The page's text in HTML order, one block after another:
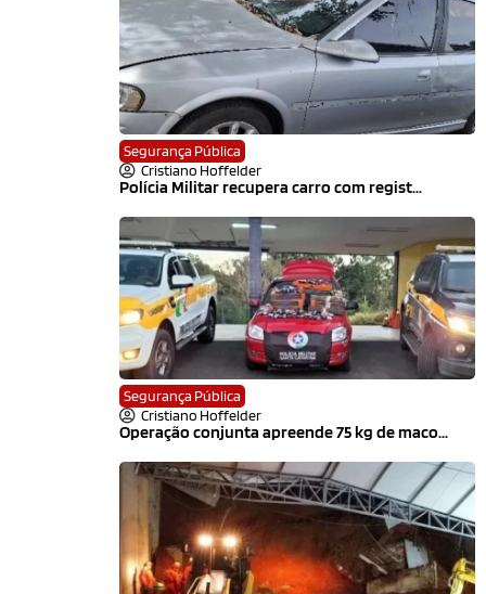
Segurança Pública
Cristiano Hoffelder
Polícia Militar recupera carro com regist...
Segurança Pública
Cristiano Hoffelder
Operação conjunta apreende 75 kg de maco...